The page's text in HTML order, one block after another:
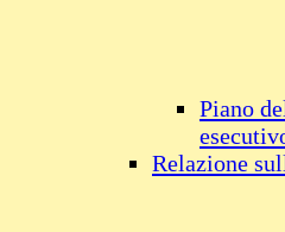
Piano
Relazione